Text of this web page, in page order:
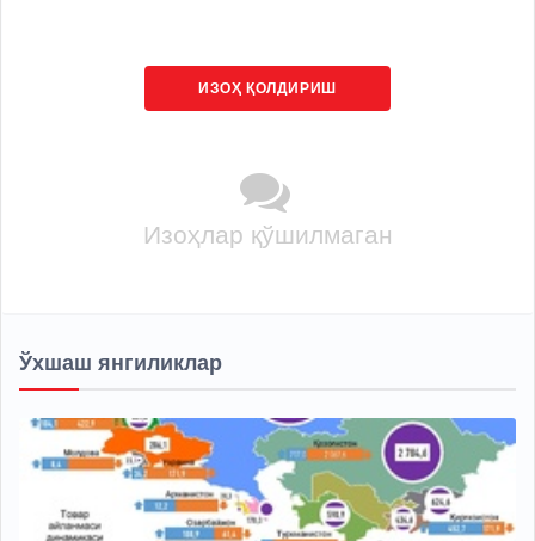
ИЗОҲ ҚОЛДИРИШ
Изоҳлар қўшилмаган
Ўхшаш янгиликлар